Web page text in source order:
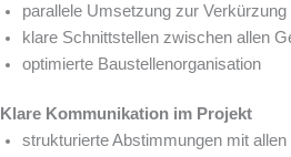
parallele Umsetzung zur
klare Schnittstellen zwischen allen
optimierte Baustellenorganisation
Klare Kommunikation im Projekt
strukturierte Abstimmungen mit allen